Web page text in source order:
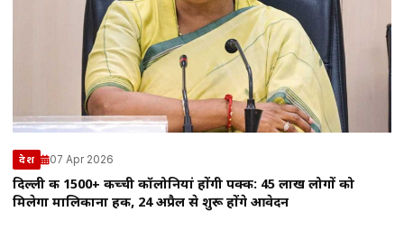
देश 07 Apr 2026
दिल्ली की 1500+ कच्ची कॉलोनियां होंगी पक्की: 45 लाख लोगों को
मिलेगा मालिकाना हक, 24 अप्रैल से शुरू होंगे आवेदन